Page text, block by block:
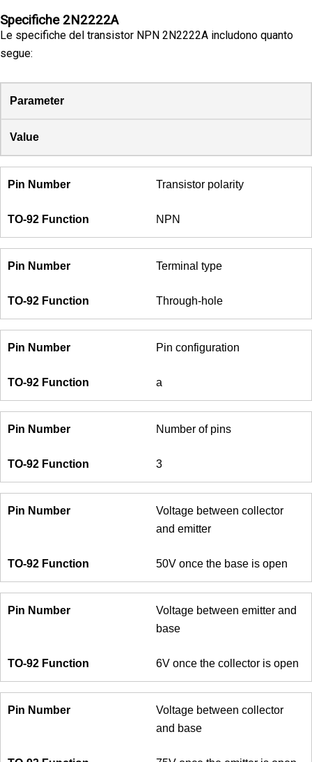
Specifiche 2N2222A
Le specifiche del transistor NPN 2N2222A includono quanto
segue:
Parameter
Value
Transistor polarity
NPN
Terminal type
Through-hole
Pin configuration
a
Number of pins
3
Voltage between collector
and emitter
50V once the base is open
Voltage between emitter and
base
6V once the collector is open
Voltage between collector
and base